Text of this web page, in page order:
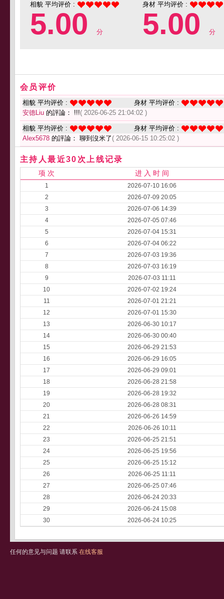
相貌 平均评价 :
5.00 分
身材 平均评价 :
5.00 分
会员评价
相貌 平均评价 :
身材 平均评价 :
安德Liu 的評論： !!!( 2026-06-25 21:04:02 )
相貌 平均评价 :
身材 平均评价 :
Alex5678 的評論： 聊到沒米了 ( 2026-06-15 10:25:02 )
主持人最近30次上线记录
项 次 进 入 时 间
1
2026-07-10 16:06
2
2026-07-09 20:05
3
2026-07-06 14:39
4
2026-07-05 07:46
5
2026-07-04 15:31
6
2026-07-04 06:22
7
2026-07-03 19:36
8
2026-07-03 16:19
9
2026-07-03 11:11
10
2026-07-02 19:24
11
2026-07-01 21:21
12
2026-07-01 15:30
13
2026-06-30 10:17
14
2026-06-30 00:40
15
2026-06-29 21:53
16
2026-06-29 16:05
17
2026-06-29 09:01
18
2026-06-28 21:58
19
2026-06-28 19:32
20
2026-06-28 08:31
21
2026-06-26 14:59
22
2026-06-26 10:11
23
2026-06-25 21:51
24
2026-06-25 19:56
25
2026-06-25 15:12
26
2026-06-25 11:11
27
2026-06-25 07:46
28
2026-06-24 20:33
29
2026-06-24 15:08
30
2026-06-24 10:25
任何的意见与问题 请联系 在线客服